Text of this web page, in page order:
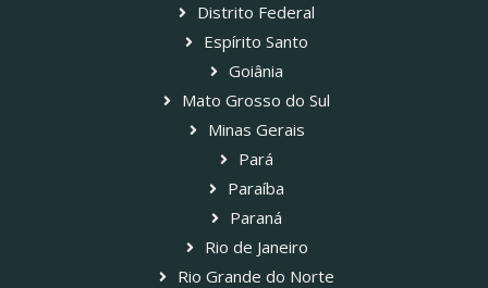
Distrito Federal
Espírito Santo
Goiânia
Mato Grosso do Sul
Minas Gerais
Pará
Paraíba
Paraná
Rio de Janeiro
Rio Grande do Norte